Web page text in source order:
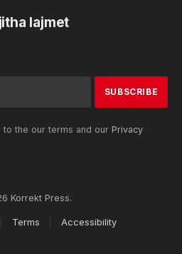
lajmet
to the our terms and our Privacy
Korrekt Press.
Terms Accessibility